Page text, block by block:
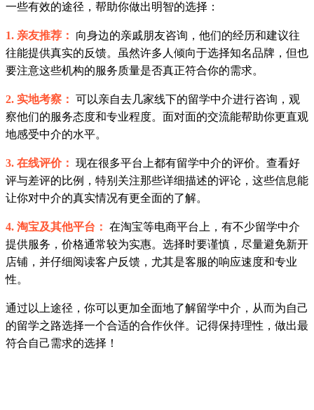
一些有效的途径，帮助你做出明智的选择：
1. 亲友推荐：
向身边的亲戚朋友咨询，他们的经历和建议往
往能提供真实的反馈。虽然许多人倾向于选择知名品牌，但也
要注意这些机构的服务质量是否真正符合你的需求。
2. 实地考察： 可以亲自去几家线下的留学中介进行咨询，观
察他们的服务态度和专业程度。面对面的交流能帮助你更直观
地感受中介的水平。
3. 在线评价： 现在很多平台上都有留学中介的评价。查看好
评与差评的比例，特别关注那些详细描述的评论，这些信息能
让你对中介的真实情况有更全面的了解。
4. 淘宝及其他平台： 在淘宝等电商平台上，有不少留学中介
提供服务，价格通常较为实惠。选择时要谨慎，尽量避免新开
店铺，并仔细阅读客户反馈，尤其是客服的响应速度和专业
性。
通过以上途径，你可以更加全面地了解留学中介，从而为自己
的留学之路选择一个合适的合作伙伴。记得保持理性，做出最
符合自己需求的选择！